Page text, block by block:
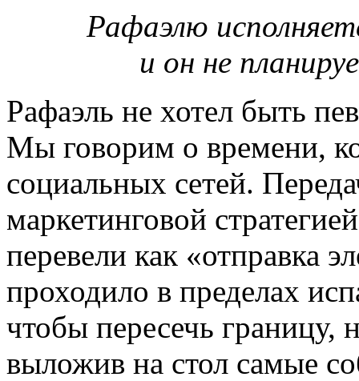
Рафаэлю
и он не
Рафаэль не хотел быть
Мы говорим о времени,
социальных сетей.
маркетинговой
перевели как «отправка
проходило в пределах
чтобы пересечь границу,
выложив на стол самые